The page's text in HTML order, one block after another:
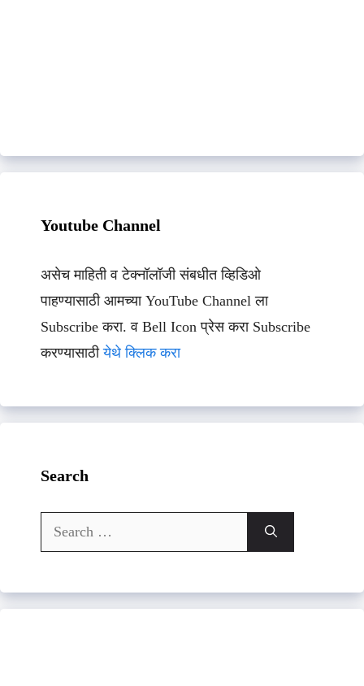
Youtube Channel
असेच माहिती व टेक्नॉलॉजी संबधीत व्हिडिओ
पाहण्यासाठी आमच्या YouTube Channel ला
Subscribe करा. व Bell Icon प्रेस करा Subscribe
करण्यासाठीयेथे क्लिक करा
Search
Search
for: